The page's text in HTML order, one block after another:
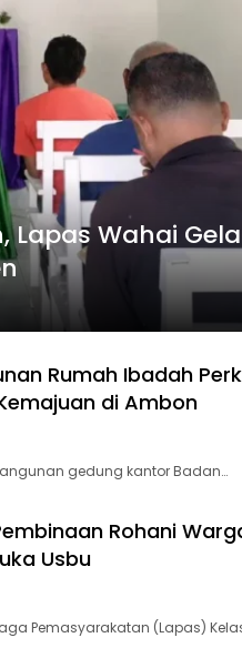
Lapas Wahai
Rumah Ibadah
di Ambon
gedung kantor Badan…
Rohani
Usbu
Pemasyarakatan (Lapas)